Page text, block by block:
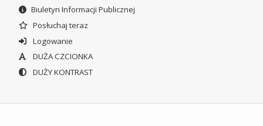
Biuletyn Informacji Publicznej
Posłuchaj teraz
Logowanie
DUŻA CZCIONKA
DUŻY KONTRAST